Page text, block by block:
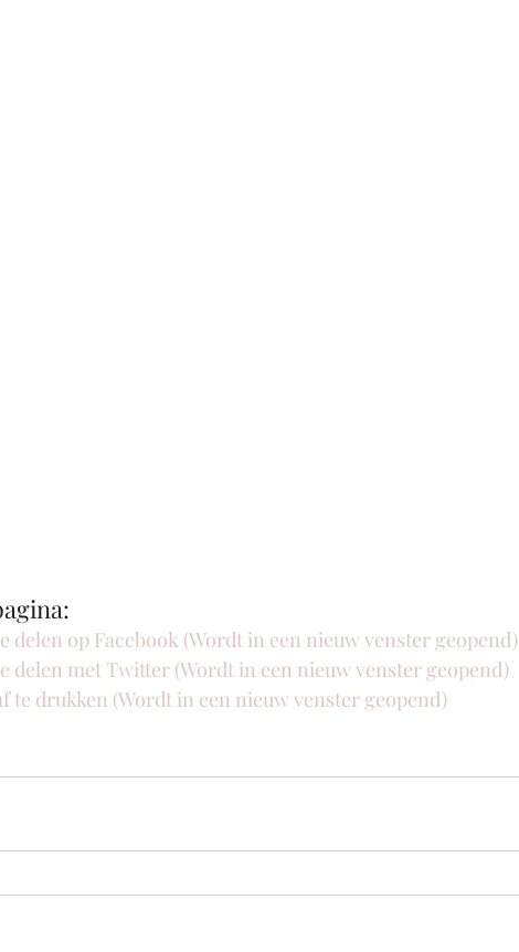
delen op Facebook (Wordt in een nieuw venster geopend)
delen met Twitter (Wordt in een nieuw venster geopend)
te drukken (Wordt in een nieuw venster geopend)